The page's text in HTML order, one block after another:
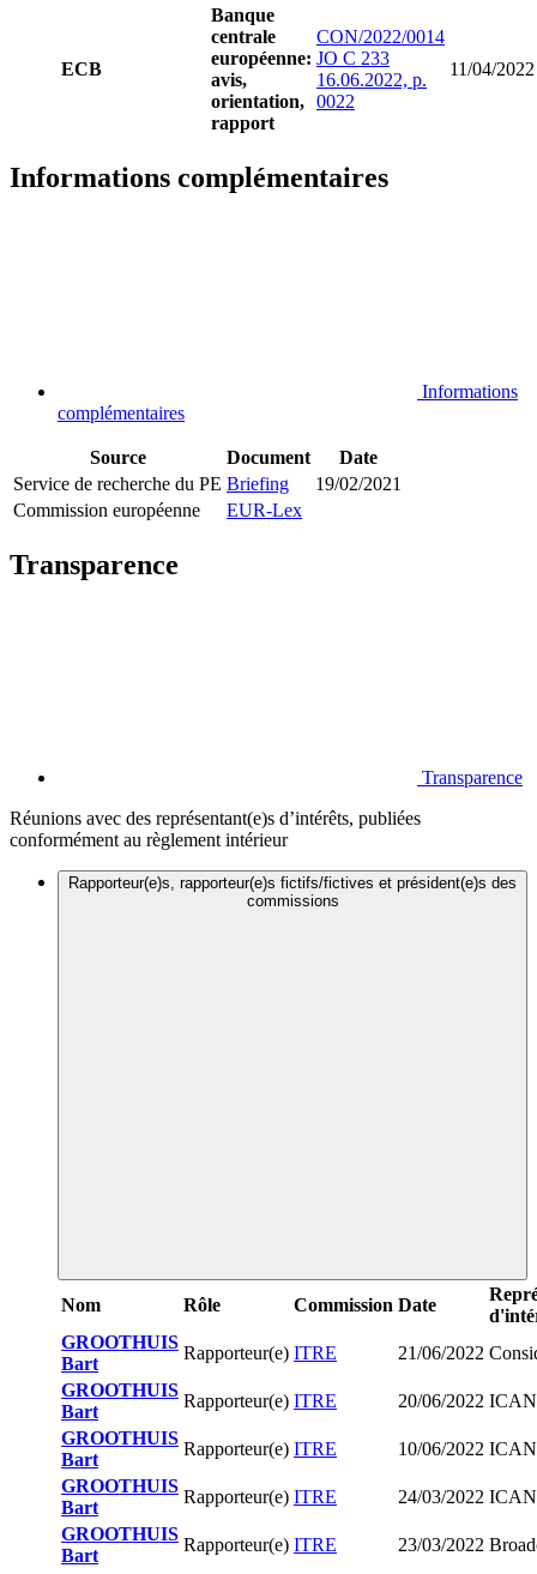
ECB
Banque
centrale
européenne:
avis,
orientation,
rapport
CON/2022/0014
JO C 233
16.06.2022, p.
0022
11/04/2022
Informations complémentaires
Informations
complémentaires
Source Document
Date
Service de recherche du PE Briefing
19/02/2021
Commission européenne
EUR-Lex
Transparence
Transparence
Réunions avec des représentant(e)s d’intérêts, publiées
conformément au règlement intérieur
Rapporteur(e)s, rapporteur(e)s fictifs/fictives et président(e)s des
commissions
Nom Rôle Commission Date
GROOTHUIS
Bart
Rapporteur(e) ITRE 21/06/2022
GROOTHUIS
Bart
Rapporteur(e) ITRE 20/06/2022
GROOTHUIS
Bart
Rapporteur(e) ITRE 10/06/2022
GROOTHUIS
Bart
Rapporteur(e) ITRE 24/03/2022
GROOTHUIS
Bart
Rapporteur(e) ITRE 23/03/2022